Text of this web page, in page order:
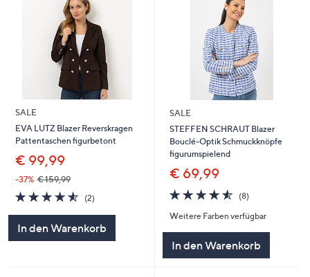
SALE
EVA LUTZ Blazer Reverskragen
Pattentaschen figurbetont
€ 99,99
-37% € 159,99
4.5
von
(2)
In den Warenkorb
SALE
STEFFEN SCHRAUT Blazer
Bouclé-Optik Schmuckknöpfe
figurumspielend
€ 69,99
4.5
von
5
(8)
Weitere Farben verfügbar
In den Warenkorb